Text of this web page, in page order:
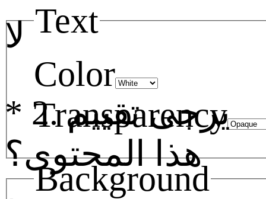
Text
Color
Transparency
Background
لا
* 2. يرجى تقييم
هذا المحتوى؟